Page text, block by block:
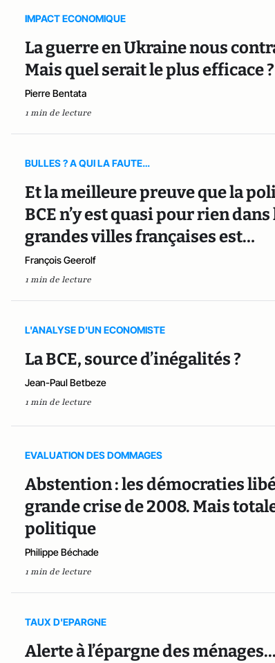
IMPACT ECONOMIQUE
La guerre en Ukraine nous
Mais quel serait le plus efficace ?
Pierre Bentata
1 min de lecture
BULLES ? A QUI LA FAUTE…
Et la meilleure preuve que la
BCE n’y est quasi pour rien
grandes villes françaises est…
François Geerolf
1 min de lecture
L'ANALYSE D'UN ECONOMISTE
La BCE, source d’inégalités ?
Jean-Paul Betbeze
1 min de lecture
EVALUATION DES DOMMAGES
Abstention : les démocraties
grande crise de 2008. Mais
politique
Philippe Béchade
1 min de lecture
TAUX D'EPARGNE
Alerte à l’épargne des